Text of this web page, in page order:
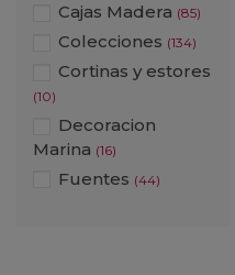
Cajas Madera (85)
Colecciones (134)
Cortinas y estores
(10)
Decoracion
Marina (16)
Fuentes (44)